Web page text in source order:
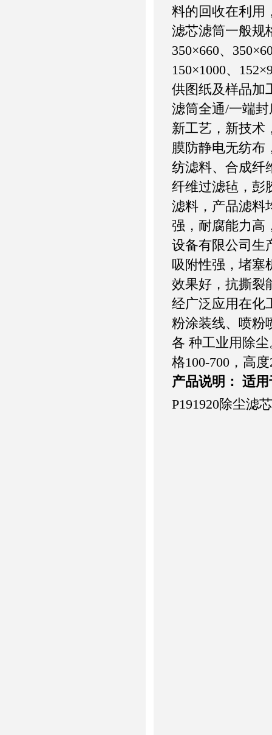
料的回收在利用
滤芯滤筒一般规
350×660、
150×1000、
供图纸及样品加
滤筒全通/一端
新工艺，新技术
膜防静电无纺布
纺滤料、合成纤
纤维过滤毡，彭
滤料，产品滤料
强，耐腐能力高
设备有限公司生
吸附性强，堵塞
效果好，抗撕裂
经广泛应用在化
粉涂装线、喷粉
各 种工业用除
格100-700，高
产品说明： 适
P191920除尘滤芯